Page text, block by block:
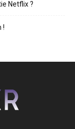
Netflix ?
!